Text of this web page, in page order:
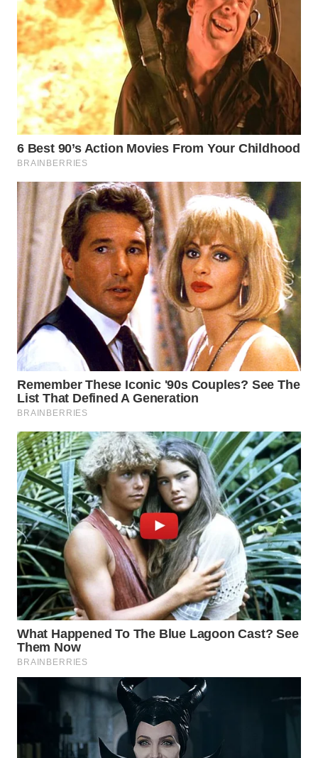
SAMOSIR
WN
PADANG
LAWAS
WN
SUMEDANG
CIANJUR
WN
KEPULAUAN
SERIBU
WN
TANGERANG
BINJAI
WN
CIREBON
WN
INDRAMAYU
WN
KUNINGAN
WN
MAJALENGKA
WN
SUBANG
WN
SUKABUMI
WN
PURWAKARTA